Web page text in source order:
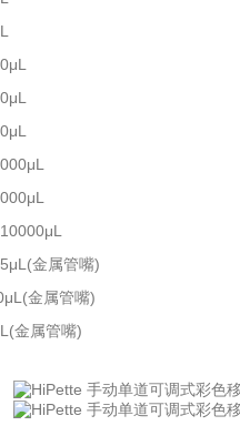
金属管嘴)
金属管嘴)
属管嘴)